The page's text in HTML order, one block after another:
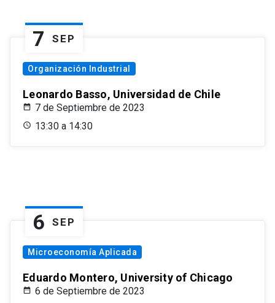
7 SEP
Organización Industrial
Leonardo Basso, Universidad de Chile
7 de Septiembre de 2023
13:30 a 14:30
6 SEP
Microeconomía Aplicada
Eduardo Montero, University of Chicago
6 de Septiembre de 2023